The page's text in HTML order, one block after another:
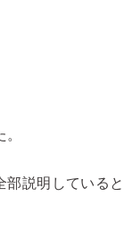
説明していると